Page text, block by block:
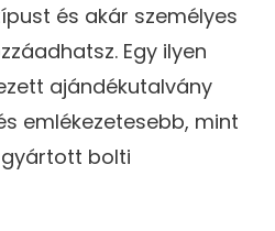
és akár személyes
Egy ilyen
ajándékutalvány
emlékezetesebb, mint
gyártott bolti